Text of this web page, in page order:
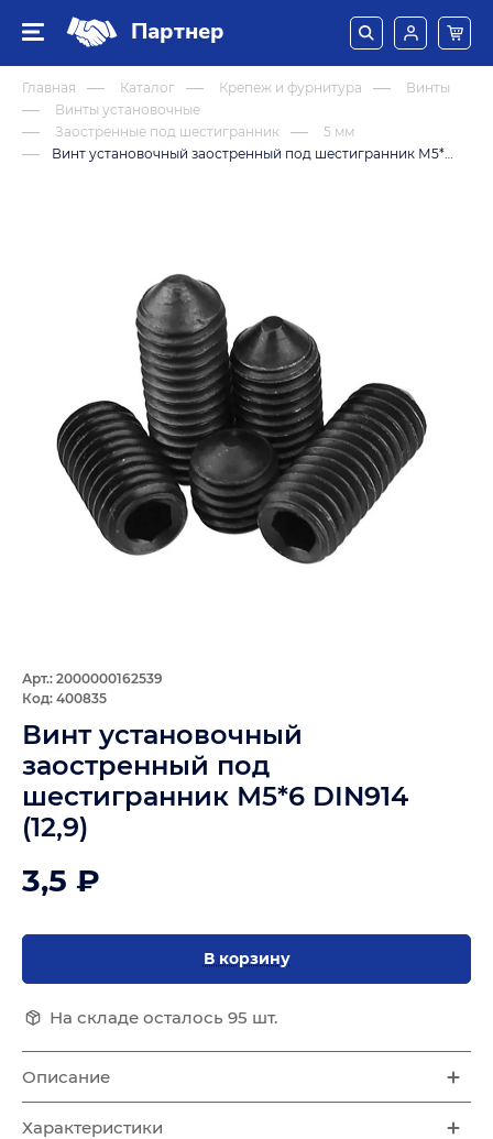
Партнер
Главная Каталог Крепеж и фурнитура
Винты
Винты установочные
Заостренные под шестигранник
5 мм
Винт установочный заостренный под шестигранник М5*6 DIN914 (12,9)
Арт.: 2000000162539
Код: 400835
Винт установочный
заостренный под
шестигранник М5*6 DIN914
(12,9)
3,5 ₽
В корзину
На складе осталось 95 шт.
Описание
Характеристики